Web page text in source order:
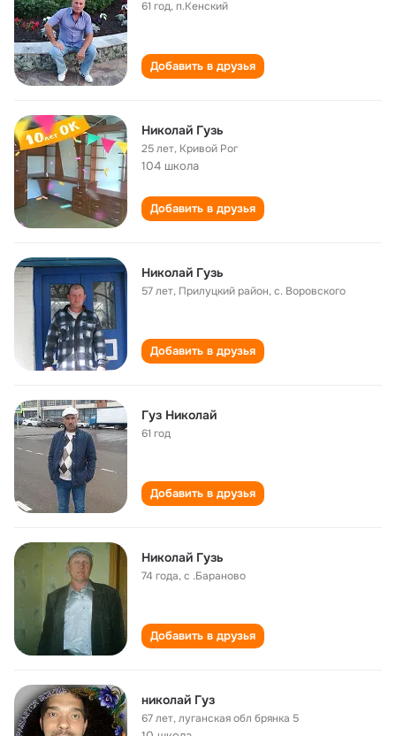
61 год,п.Кенский
Добавить в друзья
Николай Гузь
25 лет, Кривой Рог
104 школа
Добавить в друзья
Николай Гузь
57 лет, Прилуцкий район, с. Воровского
Добавить в друзья
Гуз Николай
61 год
Добавить в друзья
Николай Гузь
74 года,с .Бараново
Добавить в друзья
николай Гуз
67 лет,луганская обл брянка 5